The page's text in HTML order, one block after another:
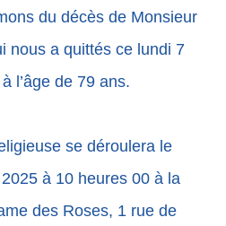
du décès de Monsieur
nous a quittés ce lundi 7
l’âge de 79 ans.
se déroulera le
à 10 heures 00 à la
des Roses, 1 rue de